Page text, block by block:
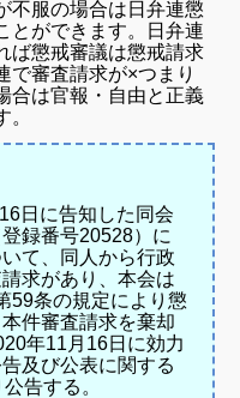
不服の場合は日弁連懲
ができます。
日弁連
ば懲戒審議は懲戒請求
で審査請求が×つまり
合は官報・自由と正義
日に告知した同会
録番号20528）に
て、同人から行政
求があり、本会は
59条の規定により懲
件審査請求を棄却
年11月16日に効力
及び公表に関する
告する。